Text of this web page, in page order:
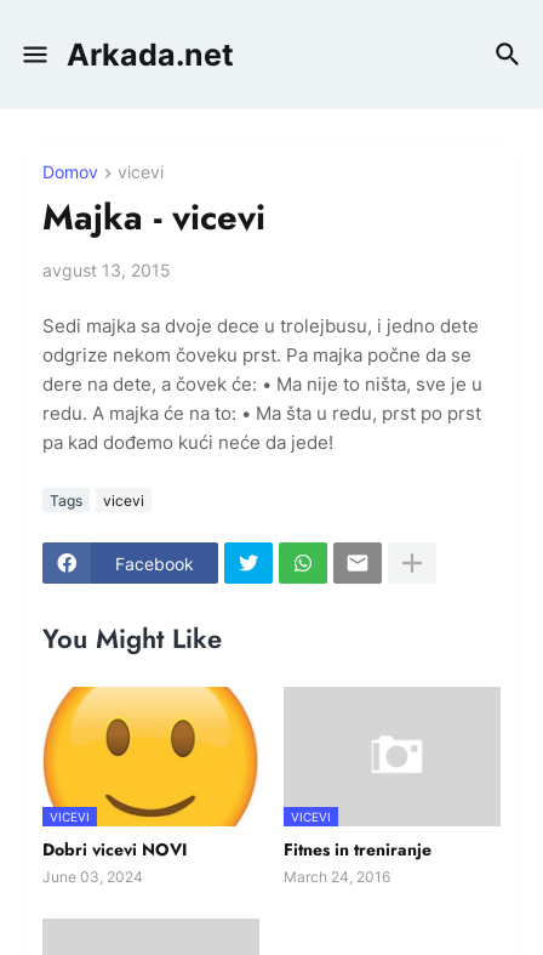
Arkada.net
Domov vicevi
Majka - vicevi
avgust 13, 2015
Sedi majka sa dvoje dece u trolejbusu, i jedno dete
odgrize nekom čoveku prst. Pa majka počne da se
dere na dete, a čovek će: • Ma nije to ništa, sve je u
redu. A majka će na to: • Ma šta u redu, prst po prst
pa kad dođemo kući neće da jede!
Tags vicevi
Facebook
You Might Like
VICEVI
Dobri vicevi NOVI
June 03, 2024
VICEVI
Fitnes in treniranje
March 24, 2016